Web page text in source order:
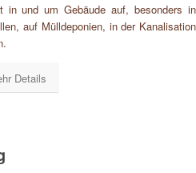
in und um Gebäude auf, besonders in
auf Mülldeponien, in der Kanalisation
Details